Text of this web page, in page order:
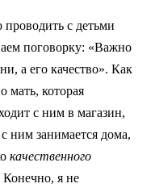
с детьми
поговорку: «Важно
а его качество». Как
мать, которая
с ним в магазин,
ним занимается дома,
качественного
Конечно, я не